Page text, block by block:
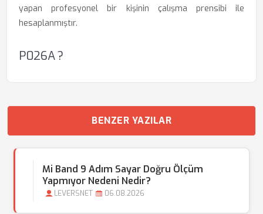
yapan profesyonel bir kişinin çalışma prensibi ile
hesaplanmıştır.
P026A ?
BENZER YAZILAR
Mi Band 9 Adım Sayar Doğru Ölçüm
Yapmıyor Nedeni Nedir?
LEVERSNET 06.08.2026